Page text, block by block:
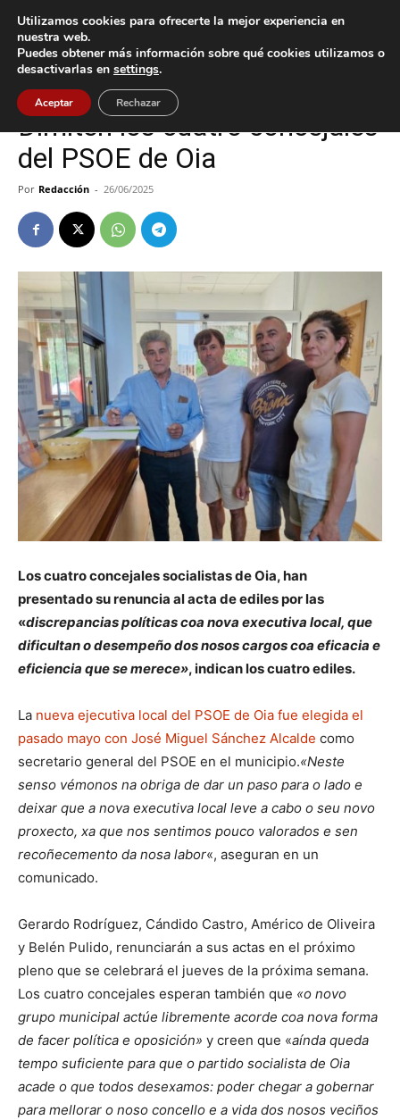
Inicio Oia
Oia Política
Dimiten los cuatro concejales
del PSOE de Oia
Por Redacción - 26/06/2025
Los cuatro concejales socialistas de Oia, han
presentado su renuncia al acta de ediles por las
«discrepancias políticas coa nova executiva local, que
dificultan o desempeño dos nosos cargos coa eficacia e
eficiencia que se merece», indican los cuatro ediles.
La nueva ejecutiva local del PSOE de Oia fue elegida el
pasado mayo con José Miguel Sánchez Alcalde como
secretario general del PSOE en el municipio.«Neste
senso vémonos na obriga de dar un paso para o lado e
deixar que a nova executiva local leve a cabo o seu novo
proxecto, xa que nos sentimos pouco valorados e sen
recoñecemento da nosa labor«, aseguran en un
comunicado.
Gerardo Rodríguez, Cándido Castro, Américo de Oliveira
y Belén Pulido, renunciarán a sus actas en el próximo
pleno que se celebrará el jueves de la próxima semana.
Los cuatro concejales esperan también que «o novo
grupo municipal actúe libremente acorde coa nova forma
de facer política e oposición» y creen que «aínda queda
tempo suficiente para que o partido socialista de Oia
acade o que todos desexamos: poder chegar a gobernar
para mellorar o noso concello e a vida dos nosos veciños
Utilizamos cookies para ofrecerte la mejor experiencia en
nuestra web.
Puedes obtener más información sobre qué cookies utilizamos o
desactivarlas en settings.
Aceptar Rechazar